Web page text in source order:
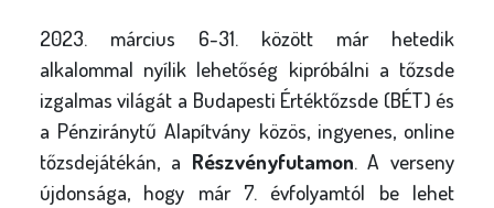
2023. március 6-31. között már hetedik
alkalommal nyílik lehetőség kipróbálni a tőzsde
izgalmas világát a Budapesti Értéktőzsde (BÉT) és
a Pénziránytű Alapítvány közös, ingyenes, online
tőzsdejátékán, a Részvényfutamon. A verseny
újdonsága, hogy már 7. évfolyamtól be lehet